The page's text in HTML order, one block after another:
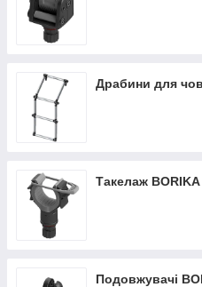
Драбини для
Такелаж BORIKA
Подовжувачі